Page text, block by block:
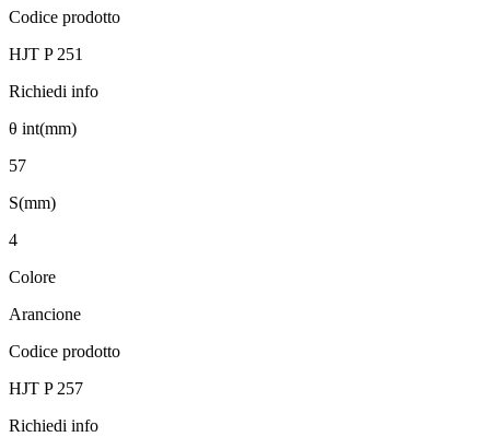
Codice prodotto
HJT P 251
Richiedi info
θ int(mm)
57
S(mm)
4
Colore
Arancione
Codice prodotto
HJT P 257
Richiedi info